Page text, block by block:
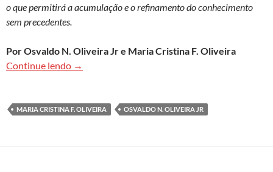
o que permitirá a acumulação e o refinamento do conhecimento
sem precedentes.
Por Osvaldo N. Oliveira Jr e Maria Cristina F. Oliveira
Continue lendo Por que máquinas inteligentes poderão superar
→
MARIA CRISTINA F. OLIVEIRA OSVALDO N. OLIVEIRA JR